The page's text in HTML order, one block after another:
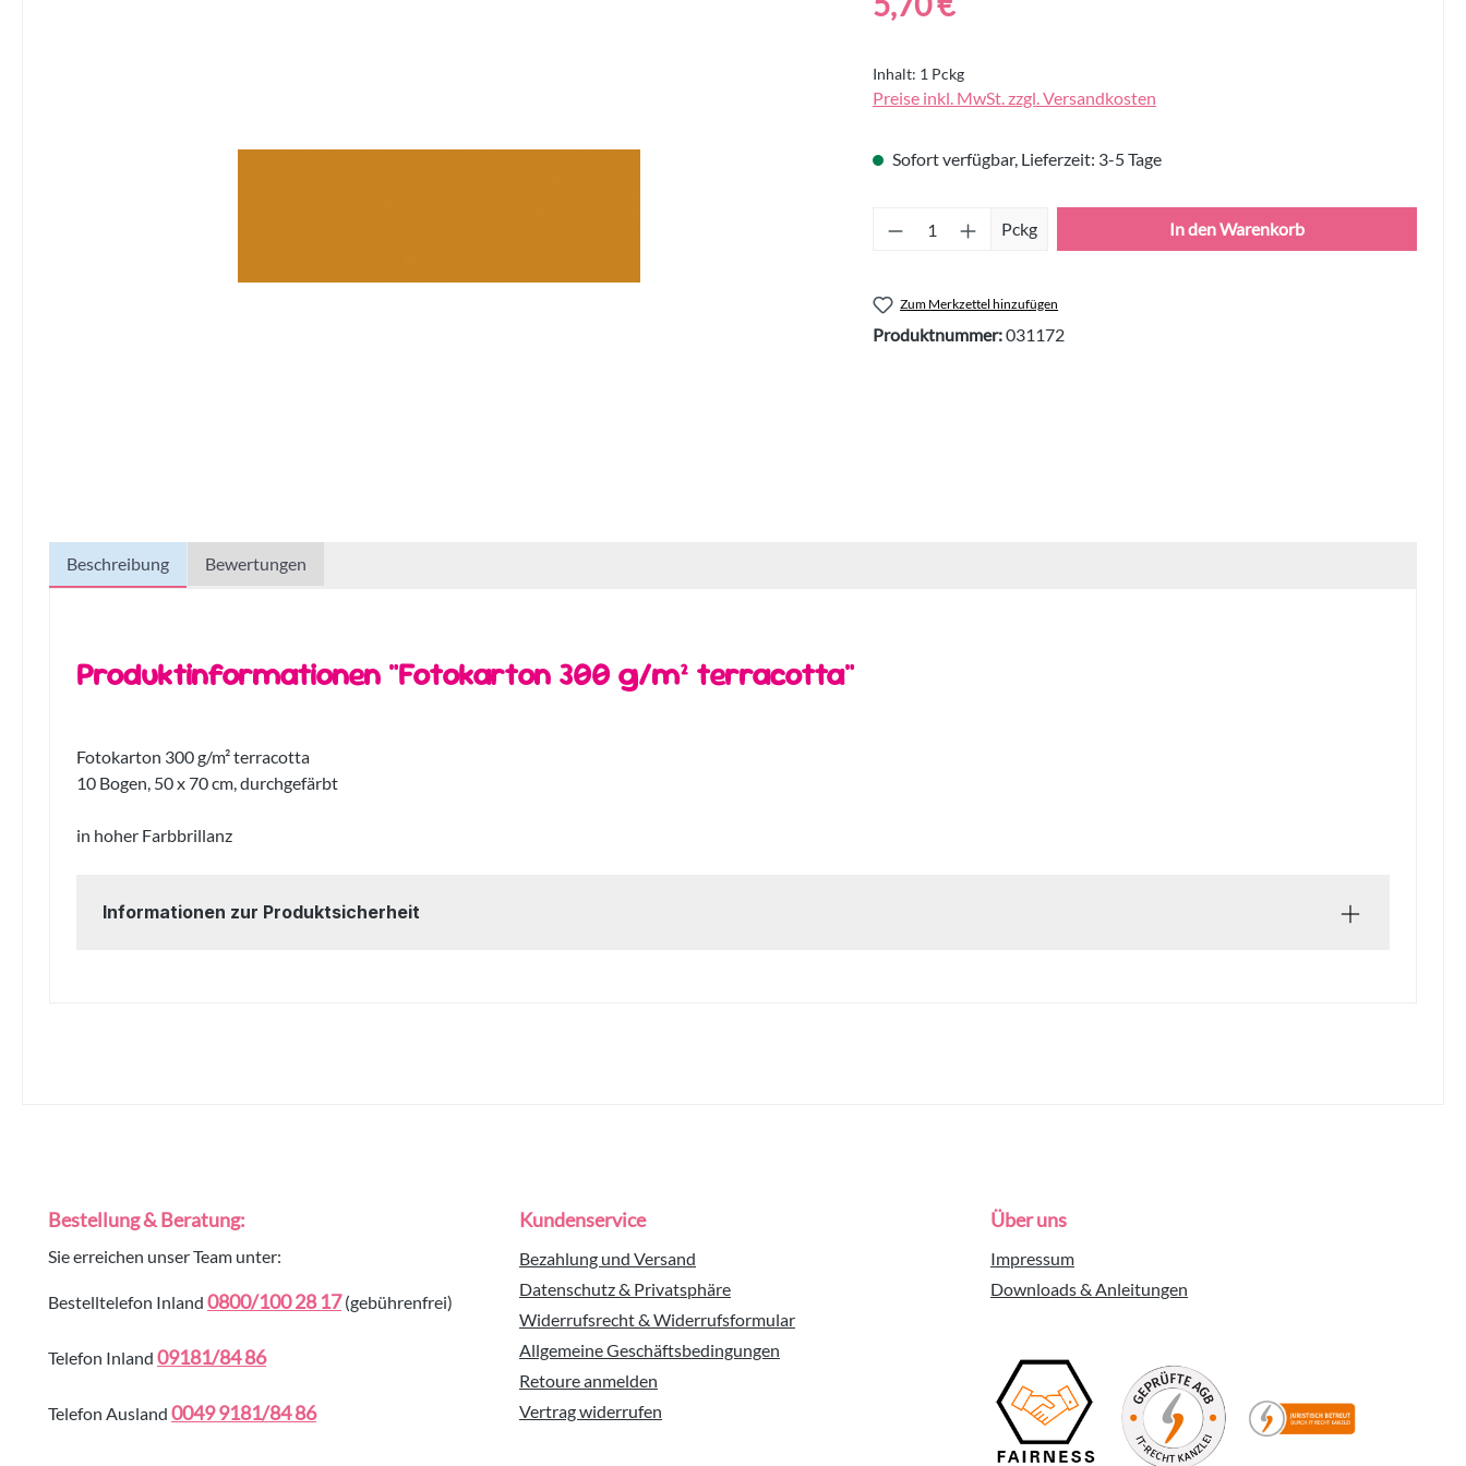
Inhalt: 1 Pckg
Preise inkl. MwSt. zzgl. Versandkosten
Sofort verfügbar, Lieferzeit: 3-5 Tage
Produkt Anzahl: Gib den gewünschten Wert ein
Pckg In den Warenkorb
Zum Merkzettel hinzufügen
Produktnummer:031172
Beschreibung Bewertungen
Produktinformationen "Fotokarton 300 g/m² terracotta"
Fotokarton 300 g/m² terracotta
10 Bogen, 50 x 70 cm, durchgefärbt
in hoher Farbbrillanz
Informationen zur Produktsicherheit
Bestellung & Beratung:
Sie erreichen unser Team unter:
Bestelltelefon Inland 0800/100 28 17(gebührenfrei)
Telefon Inland 09181/84 86
Telefon Ausland 0049 9181/84 86
Kundenservice
Bezahlung und Versand
Datenschutz & Privatsphäre
Widerrufsrecht & Widerrufsformular
Allgemeine Geschäftsbedingungen
Retoure anmelden
Vertrag widerrufen
Über uns
Impressum
Downloads & Anleitungen